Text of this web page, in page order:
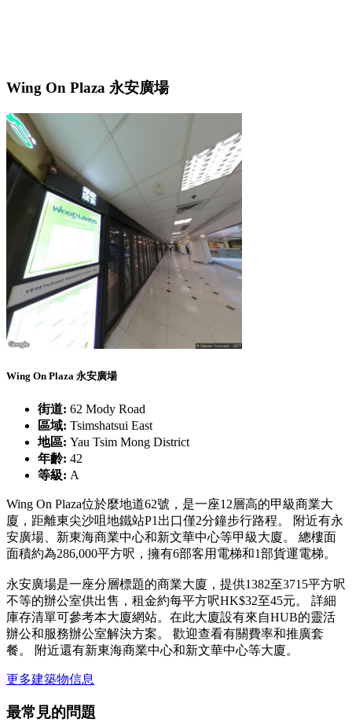
Wing On Plaza 永安廣場
Wing On Plaza 永安廣場
街道: 62 Mody Road
區域: Tsimshatsui East
地區: Yau Tsim Mong District
年齡: 42
等級: A
Wing On Plaza位於麼地道62號，是一座12層高的甲級商業大
廈，距離東尖沙咀地鐵站P1出口僅2分鐘步行路程。 附近有永
安廣場、新東海商業中心和新文華中心等甲級大廈。 總樓面
面積約為286,000平方呎，擁有6部客用電梯和1部貨運電梯。
永安廣場是一座分層標題的商業大廈，提供1382至3715平方呎
不等的辦公室供出售，租金約每平方呎HK$32至45元。 詳細
庫存清單可參考本大廈網站。在此大廈設有來自HUB的靈活
辦公和服務辦公室解決方案。 歡迎查看有關費率和推廣套
餐。 附近還有新東海商業中心和新文華中心等大廈。
更多建築物信息
最常見的問題